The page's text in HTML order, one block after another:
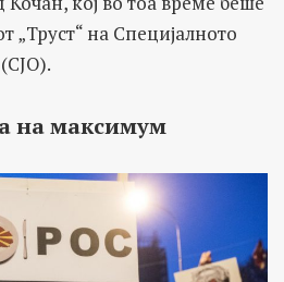
„Труст“ на Специјалното
на максимум